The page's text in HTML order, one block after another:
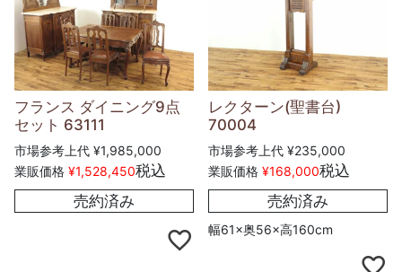
フランス ダイニング9点
セット 63111
市場参考上代 ¥1,985,000
業販価格 ¥1,528,450税込
売約済み
レクターン(聖書台)
70004
市場参考上代 ¥235,000
業販価格 ¥168,000税込
売約済み
幅61×奥56×高160cm